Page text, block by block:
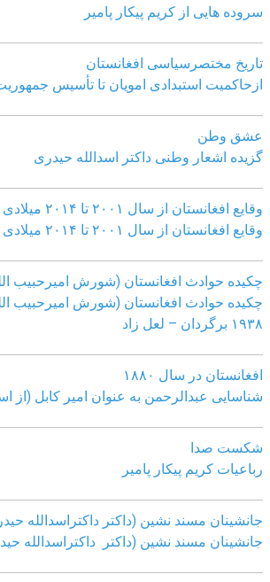
سروده هایی از کریم پیکار پامیر
تاریخ مختصرسیاسی افغانستان
ازحاکمیت استبدادی امویان تا تأسیس
عشق وطن
گزیده اشعار وطنی داکتر اسدالله حیدری
وقایع افغانستان از سال ۲۰۰۱ تا ۲۰۱۴ میلادی
وقایع افغانستان از سال ۲۰۰۱ تا ۲۰۱۴ میلادی
چکیده حوادث افغانستان (شورش امیرحبیب
چکیده حوادث افغانستان (شورش امیرحبیب
١٩٣٨ برگردان – لعل زاد
افغانستان در سال ۱۸۸۰
شناسایی عبدالرحمن به عنوان امیر کابل (از
شکست صدا
رباعیات کریم پیکار پامیر
جانشینان مسند نشین (داکتر داکتراسدالله
جانشینان مسند نشین (داکتر داکتراسدالله